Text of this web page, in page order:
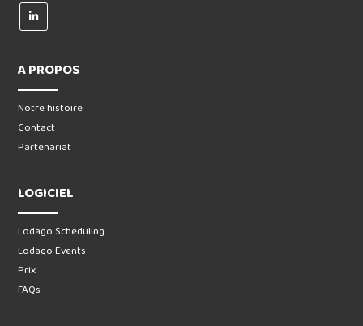
A PROPOS
Notre histoire
Contact
Partenariat
LOGICIEL
Lodago Scheduling
Lodago Events
Prix
FAQs